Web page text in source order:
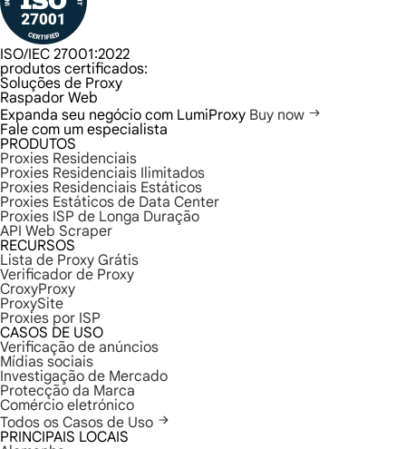
ISO/IEC 27001:2022
produtos certificados:
Soluções de Proxy
Raspador Web
Expanda seu negócio com LumiProxy Buy now
Fale com um especialista
PRODUTOS
Proxies Residenciais
Proxies Residenciais Ilimitados
Proxies Residenciais Estáticos
Proxies Estáticos de Data Center
Proxies ISP de Longa Duração
API Web Scraper
RECURSOS
Lista de Proxy Grátis
Verificador de Proxy
CroxyProxy
ProxySite
Proxies por ISP
CASOS DE USO
Verificação de anúncios
Mídias sociais
Investigação de Mercado
Protecção da Marca
Comércio eletrónico
Todos os Casos de Uso
PRINCIPAIS LOCAIS